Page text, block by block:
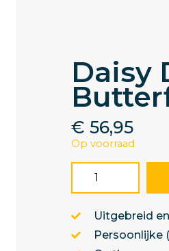
Daisy
€ 56,95
Op voorraad
Uitgebreid
Persoonlijke